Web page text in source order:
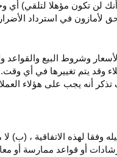
لن تكون مؤهلا لتلقي) أي
في استرداد
وشروط البيع والقواعد
وقد يتم تغييرها في أي
أنه يجب على هؤلاء
لهذه الاتفاقية ، (ب)
أو قواعد ممارسة أو